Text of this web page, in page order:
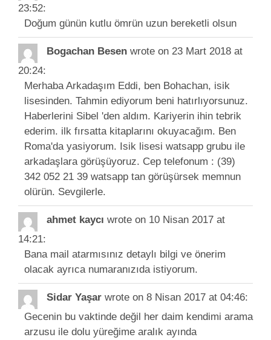
23:52:
Doğum günün kutlu ömrün uzun bereketli olsun
Bogachan Besen wrote on 23 Mart 2018 at
20:24:
Merhaba Arkadaşım Eddi, ben Bohachan, isik
lisesinden. Tahmin ediyorum beni hatırlıyorsunuz.
Haberlerini Sibel 'den aldım. Kariyerin ihin tebrik
ederim. ilk fırsatta kitaplarını okuyacağım. Ben
Roma'da yasiyorum. Isik lisesi watsapp grubu ile
arkadaşlara görüşüyoruz. Cep telefonum : (39)
342 052 21 39 watsapp tan görüşürsek memnun
olürün. Sevgilerle.
ahmet kaycı wrote on 10 Nisan 2017 at
14:21:
Bana mail atarmısınız detaylı bilgi ve önerim
olacak ayrıca numaranızıda istiyorum.
Sidar Yaşar wrote on 8 Nisan 2017 at 04:46:
Gecenin bu vaktinde değil her daim kendimi arama
arzusu ile dolu yüreğime aralık ayında